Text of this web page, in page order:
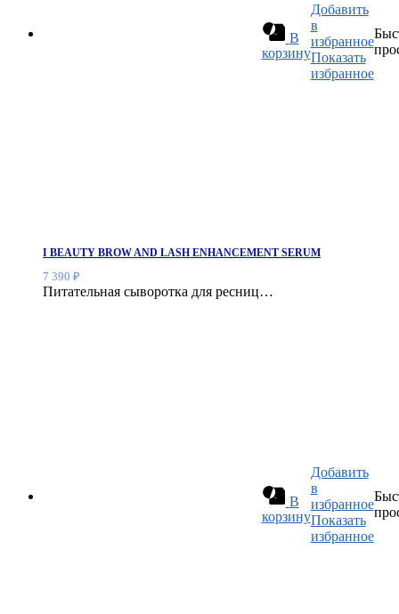
В
корзину
Добавить
в
избранное
Показать
избранное
I BEAUTY BROW AND LASH ENHANCEMENT SERUM
7 390 ₽
Питательная сыворотка для ресниц…
В
корзину
Добавить
в
избранное
Показать
избранное